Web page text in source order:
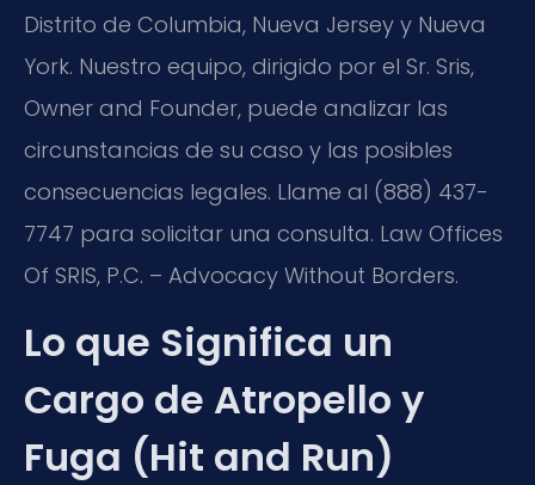
Distrito de Columbia, Nueva Jersey y Nueva
York. Nuestro equipo, dirigido por el Sr. Sris,
Owner and Founder, puede analizar las
circunstancias de su caso y las posibles
consecuencias legales. Llame al (888) 437-
7747 para solicitar una consulta. Law Offices
Of SRIS, P.C. – Advocacy Without Borders.
Lo que Significa un
Cargo de Atropello y
Fuga (Hit and Run)